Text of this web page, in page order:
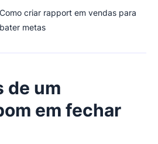
Como criar rapport em vendas para
bater metas
de um
em fechar